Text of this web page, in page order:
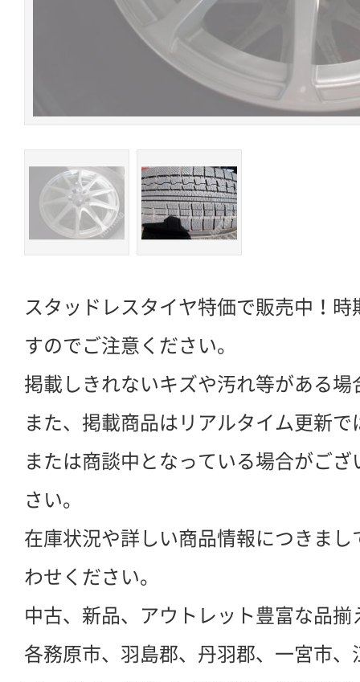
スタッドレスタイヤ特価で販売中！
すのでご注意ください。
掲載しきれないキズや汚れ等がある場
また、掲載商品はリアルタイム更新
または商談中となっている場合がご
さい。
在庫状況や詳しい商品情報につきま
わせください。
中古、新品、アウトレット豊富な品揃
各務原市、羽島郡、丹羽郡、一宮市